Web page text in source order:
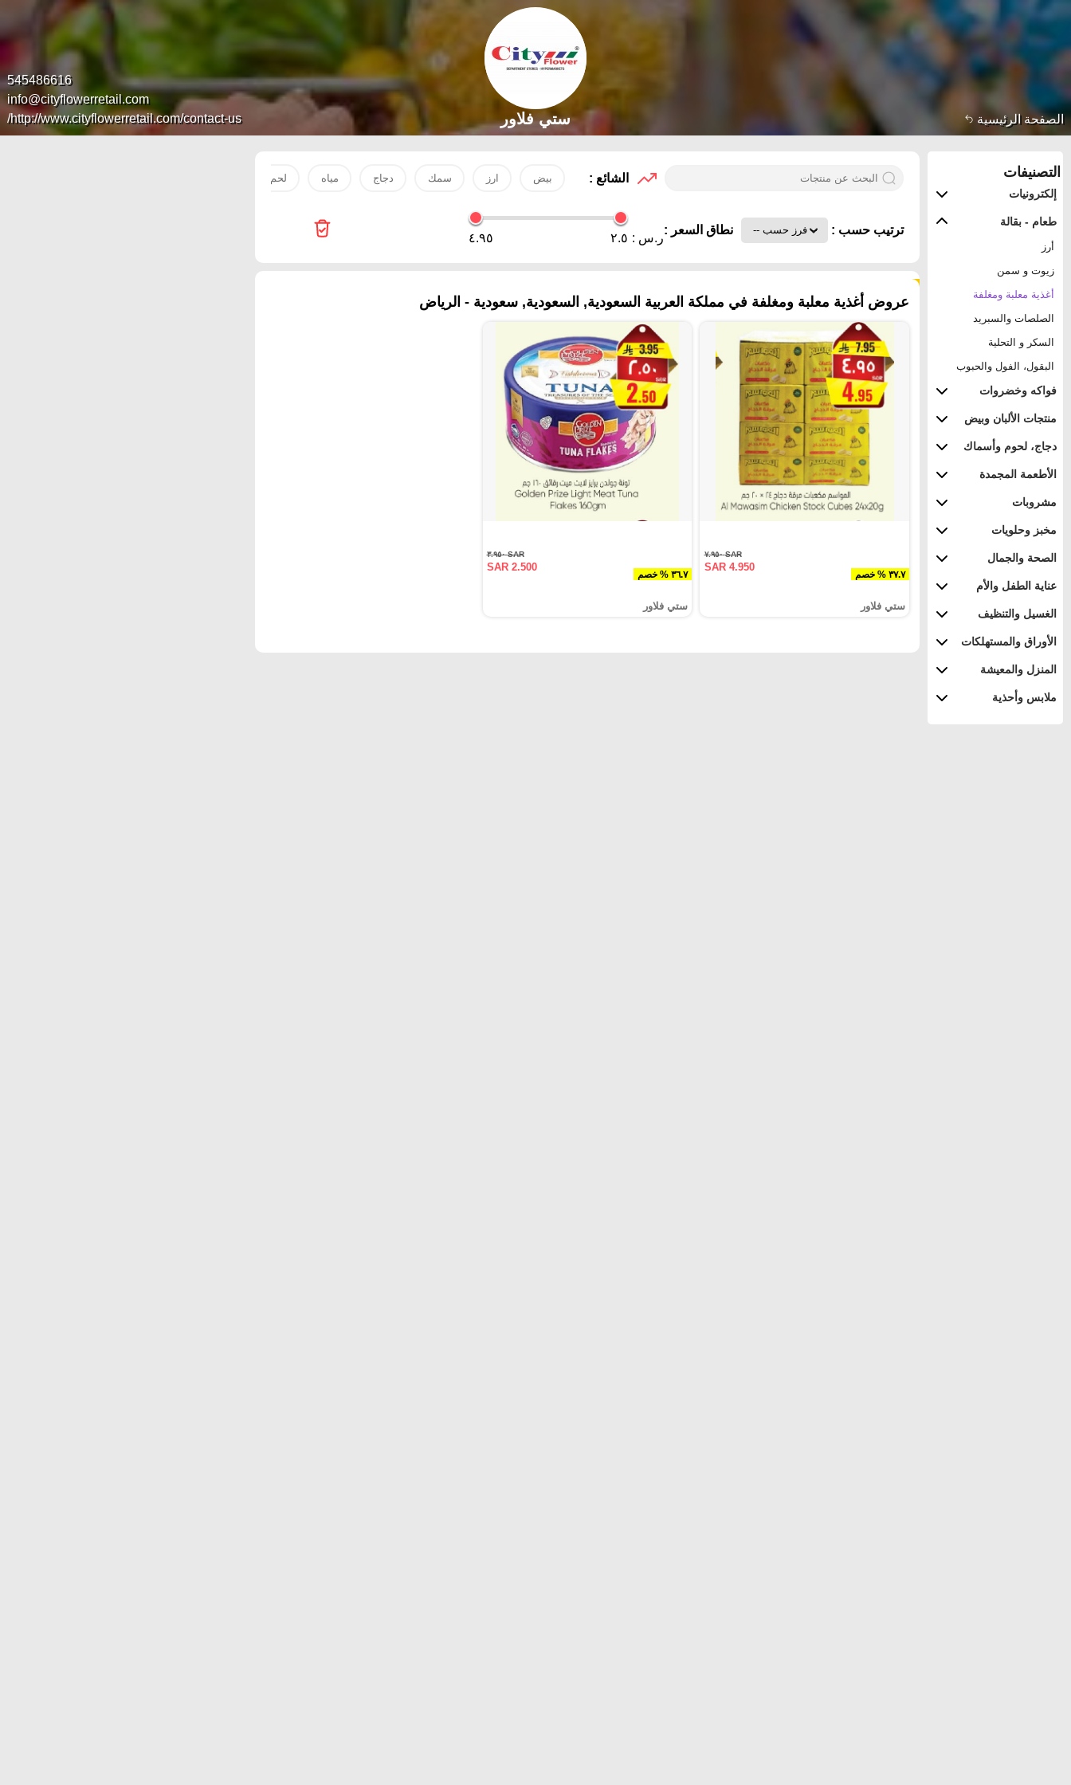
الصفحة الرئيسية
545486616
info@cityflowerretail.com
http://www.cityflowerretail.com/contact-us/
ستي فلاور
التصنيفات
إلكترونيات
طعام - بقالة
أرز
زيوت و سمن
أغذية معلبة ومغلفة
الصلصات والسبريد
السكر و التحلية
البقول، الفول والحبوب
فواكه وخضروات
منتجات الألبان وبيض
دجاج، لحوم وأسماك
الأطعمة المجمدة
مشروبات
مخبز وحلويات
الصحة والجمال
عناية الطفل والأم
الغسيل والتنظيف
الأوراق والمستهلكات
المنزل والمعيشة
ملابس وأحذية
الشائع : بيض ارز سمك دجاج مياه لحم
ترتيب حسب : نطاق السعر :
ر.س : ٢.٥ ٤.٩٥
عروض أغذية معلبة ومغلفة في مملكة العربية السعودية, السعودية, سعودية - الرياض
٣٧.٧ % خصم
SAR ٧.٩٥٠
SAR 4.950
ستي فلاور
٣٦.٧ % خصم
SAR ٣.٩٥٠
SAR 2.500
ستي فلاور